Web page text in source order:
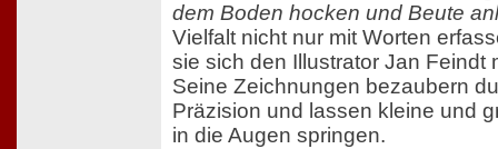
dem Boden hocken und Beute
Vielfalt nicht nur mit Worten
sie sich den Illustrator Jan Feindt
Seine Zeichnungen bezaubern
Präzision und lassen kleine und
in die Augen springen.